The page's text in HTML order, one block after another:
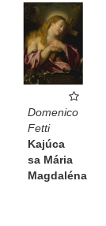
Domenico
Fetti
Kajúca
sa Mária
Magdaléna